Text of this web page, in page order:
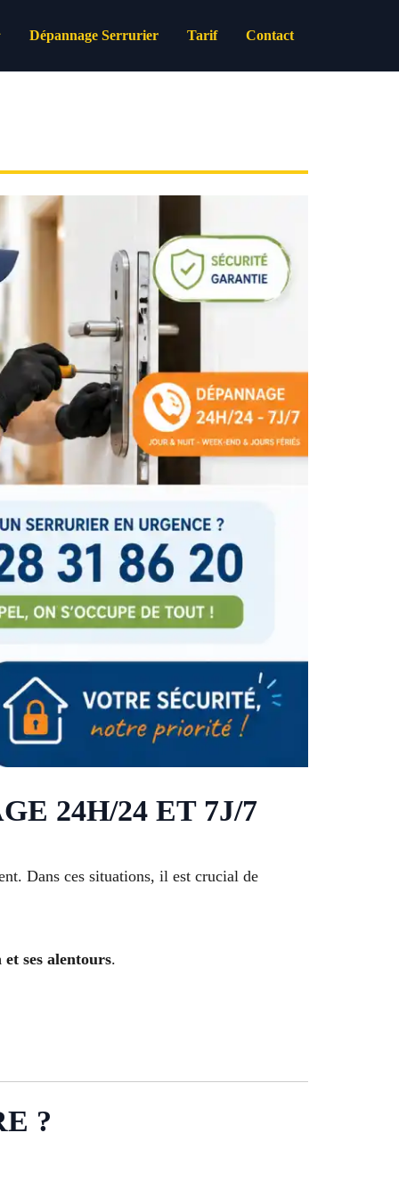
Dépannage Serrurier Tarif Contact
24H/24 ET 7J/7
Dans ces situations, il est crucial de
ses alentours.
?